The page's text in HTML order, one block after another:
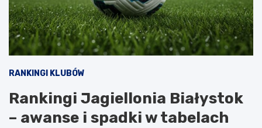
RANKINGI KLUBÓW
Rankingi Jagiellonia Białystok
– awanse i spadki w tabelach